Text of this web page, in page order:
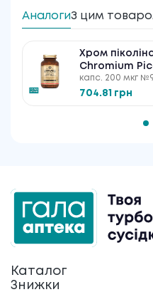
АналогиЗ цим
Хром
Chromium
вег. капсули
капс. 200 мкг
704.81 грн
Каталог
Знижки